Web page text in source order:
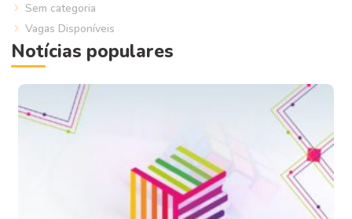
Sem categoria
Vagas Disponíveis
Notícias populares